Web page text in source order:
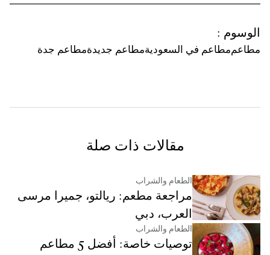
الوسوم :
مطاعممطاعم في السعوديةمطاعم جديدةمطاعم جدة
مقالات ذات صلة
الطعام والشراب
مراجعة مطعم: ريالتو، جميرا مرسى
العرب، دبي
الطعام والشراب
توصيات خاصة: أفضل 5 مطاعم